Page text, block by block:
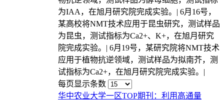
为IAA，在旭月研究院完成实验。| 6月16号，
某高校将NMT技术应用于昆虫研究，测试样品
为昆虫，测试指标为Ca2+、K+，在旭月研究
院完成实验。| 6月19号，某研究院将NMT技术
应用于植物抗逆领域，测试样品为拟南芥，测
试指标为Ca2+，在旭月研究院完成实验。|
每页显示条数
华中农业大学一区TOP期刊：利用高通量